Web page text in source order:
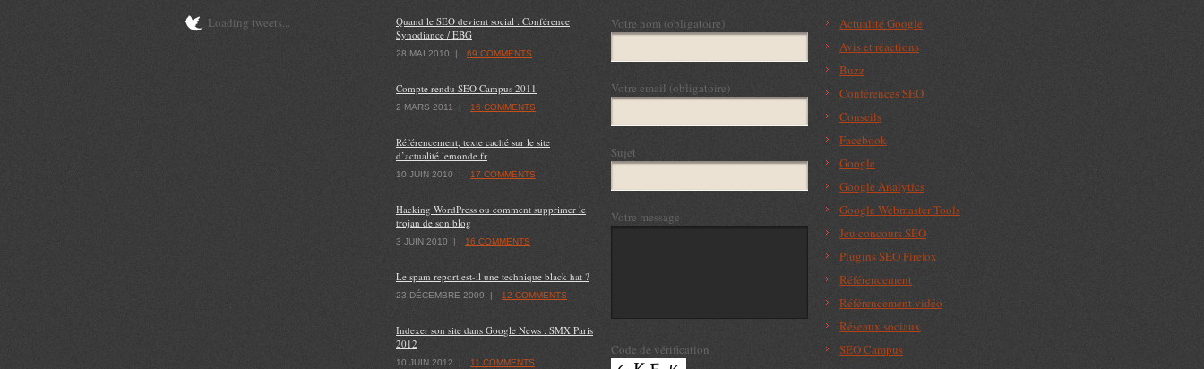
Loading tweets...
Quand le SEO devient social : Conférence
Synodiance / EBG
28 MAI 2010 | 69 COMMENTS
Compte rendu SEO Campus 2011
2 MARS 2011 | 16 COMMENTS
Référencement, texte caché sur le site
d’actualité lemonde.fr
10 JUIN 2010 | 17 COMMENTS
Hacking WordPress ou comment supprimer le
trojan de son blog
3 JUIN 2010 | 16 COMMENTS
Le spam report est-il une technique black hat ?
23 DÉCEMBRE 2009 | 12 COMMENTS
Indexer son site dans Google News : SMX Paris
2012
10 JUIN 2012 | 11 COMMENTS
Votre nom (obligatoire)
Votre email (obligatoire)
Sujet
Votre message
Code de vérification
Actualité Google
Avis et réactions
Buzz
Conférences SEO
Conseils
Facebook
Google
Google Analytics
Google Webmaster Tools
Jeu concours SEO
Plugins SEO Firefox
Référencement
Référencement vidéo
Réseaux sociaux
SEO Campus